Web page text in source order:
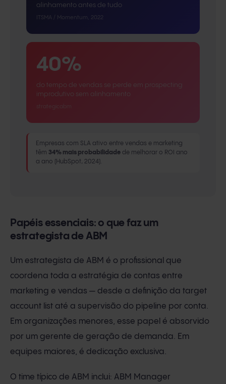
alinhamento antes de tudo
ITSMA / Momentum, 2022
40%
do tempo de vendas se perde em prospecting
improdutivo sem alinhamento
Empresas com SLA ativo entre vendas e marketing
têm 34% mais probabilidade de melhorar o ROI ano
a ano (HubSpot, 2024).
Papéis essenciais: o que faz um
estrategista de ABM
Um estrategista de ABM é o profissional que
coordena toda a estratégia de contas entre
marketing e vendas — desde a definição da target
account list até a supervisão do pipeline por conta.
Em organizações menores, esse papel é absorvido
por um gerente de geração de demanda. Em
equipes maiores, é dedicação exclusiva.
O time típico de ABM inclui: ABM Manager